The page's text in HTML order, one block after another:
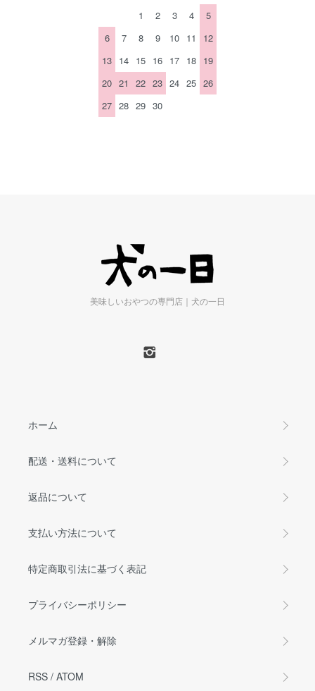
1
2 3 4
5
6
7 8 9 10 11
12
13 14 15 16 17 18 19
20 21 22 23 24 25 26
27 28 29 30
美味しいおやつの専門店｜犬の一日
ホーム
配送・送料について
返品について
支払い方法について
特定商取引法に基づく表記
プライバシーポリシー
メルマガ登録・解除
RSS / ATOM